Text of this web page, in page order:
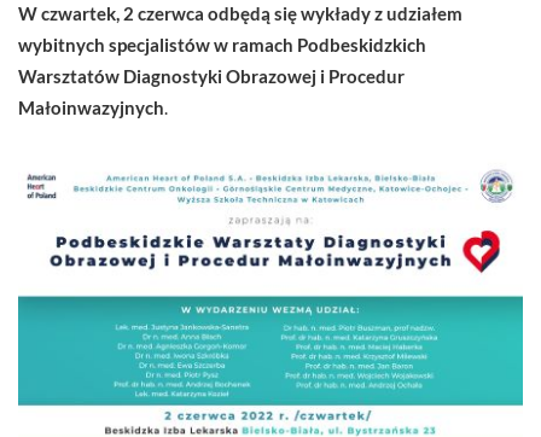
W czwartek, 2 czerwca odbędą się wykłady z udziałem
wybitnych specjalistóww ramach Podbeskidzkich
Warsztatów Diagnostyki Obrazowej i Procedur
Małoinwazyjnych